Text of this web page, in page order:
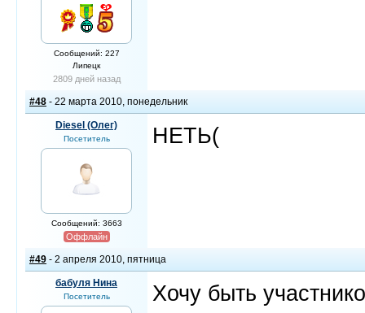
Сообщений: 227
Липецк
2809 дней назад
#48 - 22 марта 2010, понедельник
Diesel (Олег)
Посетитель
Сообщений: 3663
Оффлайн
НЕТЬ(
#49 - 2 апреля 2010, пятница
бабуля Нина
Посетитель
Хочу быть